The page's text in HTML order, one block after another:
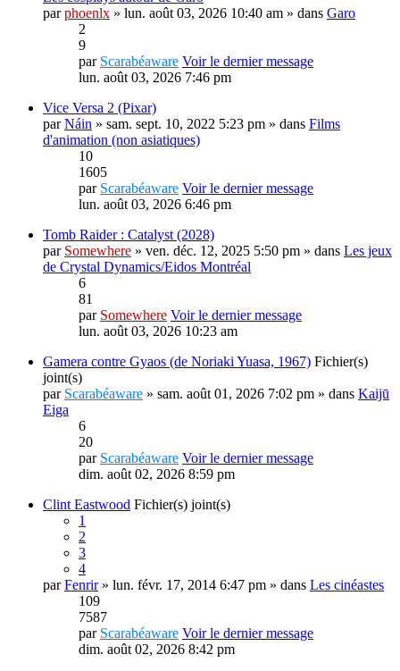
parphoenlx » lun. août 03, 2026 10:40 am » dans Garo
2
9
par Scarabéaware Voir le dernier message
lun. août 03, 2026 7:46 pm
Vice Versa 2 (Pixar)
parNáin » sam. sept. 10, 2022 5:23 pm » dans Films
d'animation (non asiatiques)
10
1605
par Scarabéaware Voir le dernier message
lun. août 03, 2026 6:46 pm
Tomb Raider : Catalyst (2028)
par Somewhere » ven. déc. 12, 2025 5:50 pm » dans Les jeux
de Crystal Dynamics/Eidos Montréal
6
81
par Somewhere Voir le dernier message
lun. août 03, 2026 10:23 am
Gamera contre Gyaos (de Noriaki Yuasa, 1967) Fichier(s)
joint(s)
par Scarabéaware » sam. août 01, 2026 7:02 pm » dans Kaijū
Eiga
6
20
par Scarabéaware Voir le dernier message
dim. août 02, 2026 8:59 pm
Clint Eastwood Fichier(s) joint(s)
1
2
3
4
parFenrir» lun. févr. 17, 2014 6:47 pm » dans Les cinéastes
109
7587
par Scarabéaware Voir le dernier message
dim. août 02, 2026 8:42 pm